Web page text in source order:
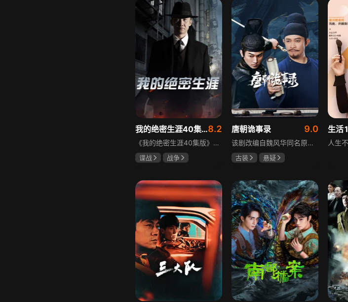
玛格丽塔·马祖可
我的绝密生涯40集版8.2
《我的绝密生涯40集版》以1931年东北为背景，苏联特使引发暗杀行动，商人关郁达卷入被重伤失踪，妻子谭梓君带家人在新京安顿。八年后关郁达打入日本特务机关为我党提供情报，与谭梓君相遇却因身份不能相认，谭梓君心中充满怀疑。
谍战
战争
唐朝诡事录 9.0
该剧改编自魏风华同名原著，讲述繁华大唐盛世下发生的一系列奇闻异事。长安金吾卫中郎将卢凌风与狄公亲传弟子苏无名携手，共破《长安红茶》《石桥图》等九个诡异案件，从新娘失踪案到宫廷秘闻，从朝堂到乡间，他们在破案过程中相互了解，逐渐成长，共同守护苍生，担负起挽救社稷于危急的使命。
古装
悬疑